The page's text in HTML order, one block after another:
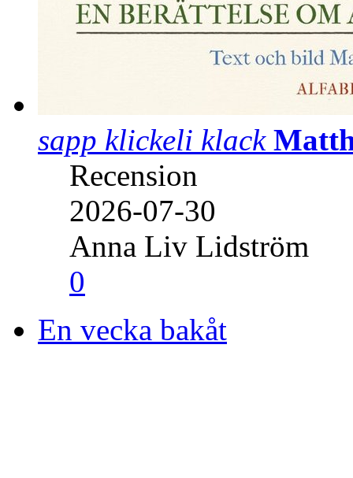
sapp klickeli klack
Recension
2026-07-30
Anna Liv Lidström
0
En vecka bakåt